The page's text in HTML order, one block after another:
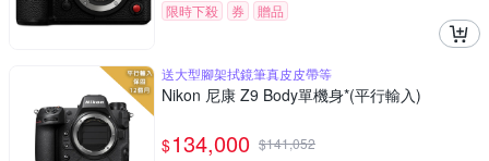
限時下殺
券 贈品
送大型腳架拭鏡筆真皮皮帶等
Nikon 尼康 Z9 Body單機身*(平行輸入)
$134,000 $141,052